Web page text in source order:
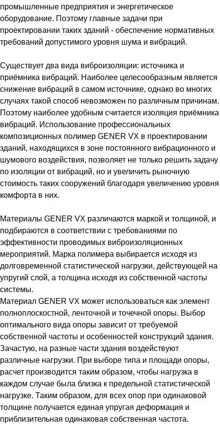
промышленные предприятия и энергетическое
оборудование. Поэтому главные задачи при
проектировании таких зданий - обеспечение нормативных
требований допустимого уровня шума и вибраций.
Существует два вида виброизоляции: источника и
приёмника вибраций. Наиболее целесообразным является
снижение вибраций в самом источнике, однако во многих
случаях такой способ невозможен по различным причинам.
Поэтому наиболее удобным считается изоляция приёмника
вибраций. Использование профессиональных
композиционных полимер GENER VX в проектировании
зданий, находящихся в зоне постоянного вибрационного и
шумового воздействия, позволяет не только решить задачу
по изоляции от вибраций, но и увеличить рыночную
стоимость таких сооружений благодаря увеличению уровня
комфорта в них.
Материалы GENER VX различаются маркой и толщиной, и
подбираются в соответствии с требованиями по
эффективности проводимых виброизоляционных
мероприятий. Марка полимера выбирается исходя из
долговременной статистической нагрузки, действующей на
упругий слой, а толщина исходя из собственной частоты
системы.
Материал GENER VX может использоваться как элемент
полноплоскостной, ленточной и точечной опоры. Выбор
оптимального вида опоры зависит от требуемой
собственной частоты и особенностей конструкций здания.
Зачастую, на разные части здания воздействуют
различные нагрузки. При выборе типа и площади опоры,
расчет производится таким образом, чтобы нагрузка в
каждом случае была близка к предельной статистической
нагрузке. Таким образом, для всех опор при одинаковой
толщине получается единая упругая деформация и
приблизительная одинаковая собственная частота.